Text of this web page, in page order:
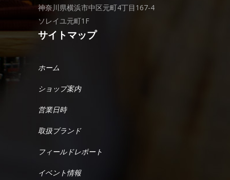
神奈川県横浜市中区元町4丁目167-4
ソレイユ元町1F
サイトマップ
ホーム
ショップ案内
営業日時
取扱ブランド
フィールドレポート
イベント情報